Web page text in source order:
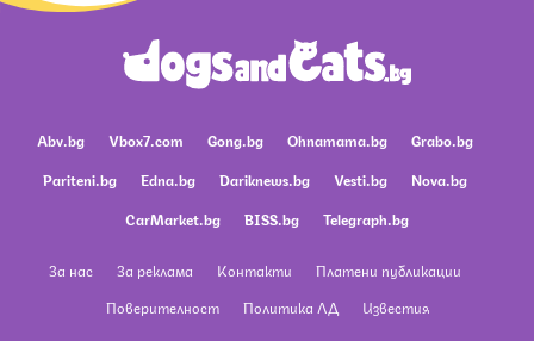
Abv.bg Vbox7.com Gong.bg Ohnamama.bg
Grabo.bg
Pariteni.bg
Edna.bg Dariknews.bg Vesti.bg
Nova.bg
CarMarket.bg
BISS.bg Telegraph.bg
За нас За реклама Контакти
Платени публикации
Поверителност
Политика ЛД Известия